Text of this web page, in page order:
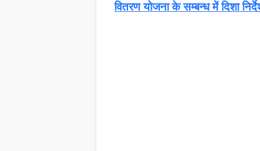
वितरण योजना के सम्बन्ध में दिशा